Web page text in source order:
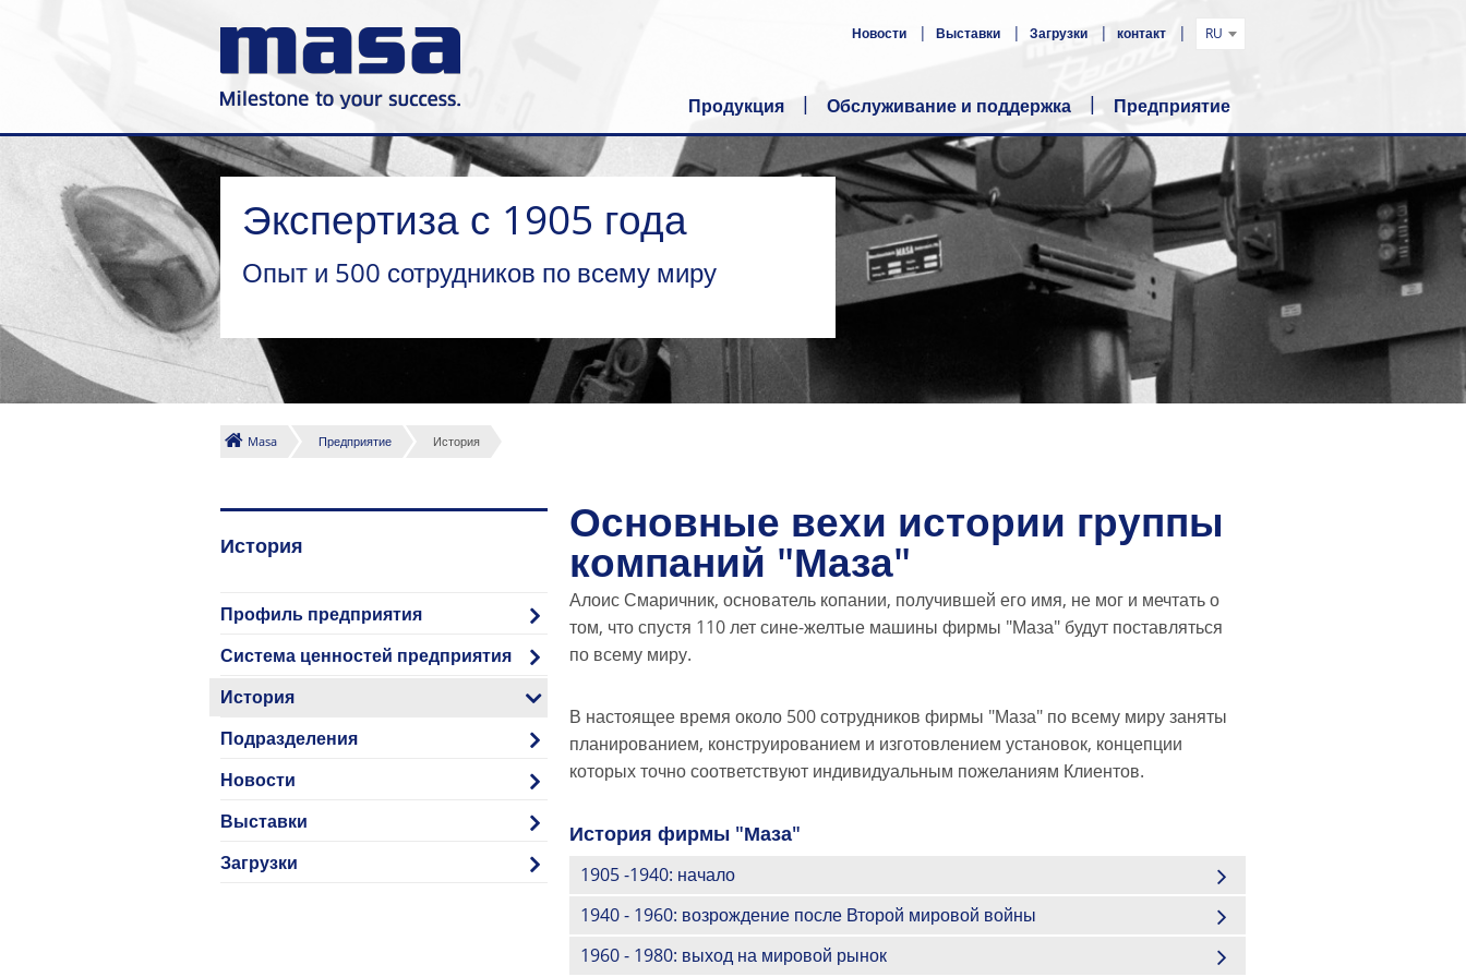
Новости Выставки Загрузки контакт RU
Продукция Обслуживание и поддержка Предприятие
Экспертиза с 1905 года
Опыт и 500 сотрудников по всему миру
Masa Предприятие История
История
Профиль предприятия
Система ценностей предприятия
История
Подразделения
Новости
Выставки
Загрузки
Основные вехи истории группы
компаний "Маза"
Алоис Смаричник, основатель копании, получившей его имя, не мог и мечтать о
том, что спустя 110 лет сине-желтые машины фирмы "Маза" будут поставляться
по всему миру.
В настоящее время около 500 сотрудников фирмы "Маза" по всему миру заняты
планированием, конструированием и изготовлением установок, концепции
которых точно соответствуют индивидуальным пожеланиям Клиентов.
История фирмы "Маза"
1905 -1940: начало
1940 - 1960: возрождение после Второй мировой войны
1960 - 1980: выход на мировой рынок